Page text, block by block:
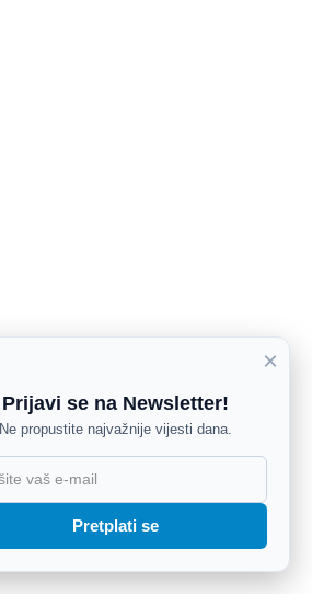
×
Prijavi se na Newsletter!
Ne propustite najvažnije vijesti dana.
Pretplati se